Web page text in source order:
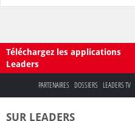
Téléchargez les applications
Leaders
PARTENAIRES DOSSIERS LEADERS TV
SUR LEADERS